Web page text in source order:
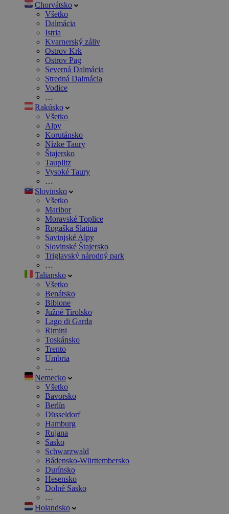
Chorvátsko
Všetko
Dalmácia
Istria
Kvarnerský záliv
Ostrov Krk
Ostrov Pag
Severná Dalmácia
Stredná Dalmácia
Vodice
…
Rakúsko
Všetko
Alpy
Korutánsko
Nízke Taury
Štajersko
Tauplitz
Vysoké Taury
…
Slovinsko
Všetko
Maribor
Moravské Toplice
Rogaška Slatina
Savinjské Alpy
Slovinské Štajersko
Triglavský národný park
…
Taliansko
Všetko
Benátsko
Bibione
Južné Tirolsko
Lago di Garda
Rimini
Toskánsko
Trento
Umbria
…
Nemecko
Všetko
Bavorsko
Berlín
Düsseldorf
Hamburg
Rujana
Sasko
Schwarzwald
Bádensko-Württembersko
Durínsko
Hesensko
Dolné Sasko
…
Holandsko